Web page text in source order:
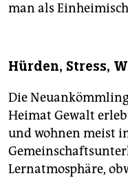
man als
Hürden, Stress,
Die
Heimat Gewalt
und wohnen meist
Lernatmosphäre,